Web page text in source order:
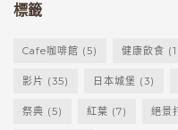
標籤
Cafe咖啡館 (5) 健康飲食
影片 (35) 日本城堡 (3)
祭典 (5) 紅葉 (7) 絕景